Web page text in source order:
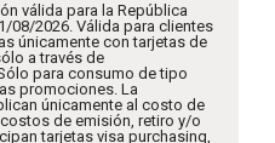
válida para la República
08/2026. Válida para clientes
únicamente con tarjetas de
a través de
para consumo de tipo
promociones. La
únicamente al costo de
de emisión, retiro y/o
tarjetas visa purchasing,